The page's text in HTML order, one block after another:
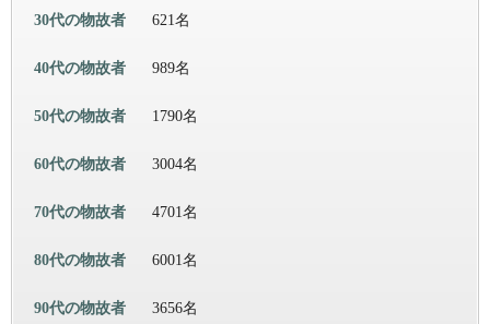
30代の物故者 621名
40代の物故者 989名
50代の物故者 1790名
60代の物故者 3004名
70代の物故者 4701名
80代の物故者 6001名
90代の物故者 3656名